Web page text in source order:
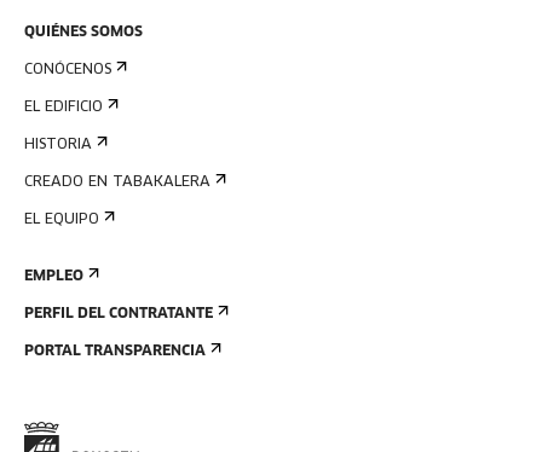
QUIÉNES SOMOS
CONÓCENOS
EL EDIFICIO
HISTORIA
CREADO EN TABAKALERA
EL EQUIPO
EMPLEO
PERFIL DEL CONTRATANTE
PORTAL TRANSPARENCIA